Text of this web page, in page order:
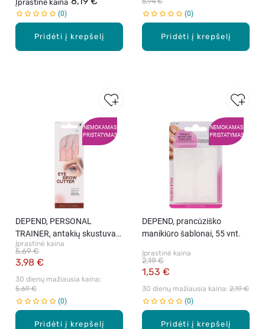
Pridėti į krepšelį
Įprastinė kaina
0
Pridėti į krepšelį
0
NEMOKAMAS
PRISTATYMAS
Pridėti į krepšelį
DEPEND, PERSONAL
TRAINER, antakių skustuvas,
2 vnt.
Įprastinė kaina
3,98 €
5,69 €
30 dienų mažiausia kaina:
5,69 €
0
NEMOKAMAS
PRISTATYMAS
Pridėti į krepšelį
DEPEND, prancūziško
manikiūro šablonai, 55 vnt.
Įprastinė kaina
1,53 €
2,19 €
30 dienų mažiausia kaina: 2,19 €
0